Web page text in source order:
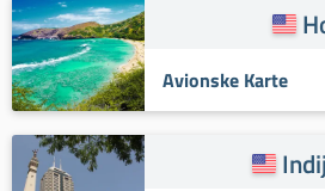
Avionske Karte